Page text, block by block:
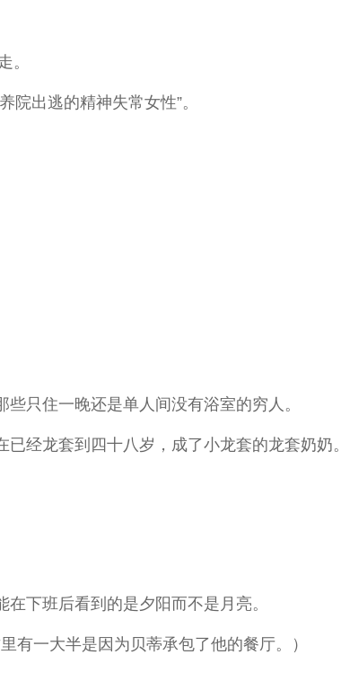
。
出逃的精神失常女性”。
只住一晚还是单人间没有浴室的穷人。
经龙套到四十八岁，成了小龙套的龙套奶奶。
下班后看到的是夕阳而不是月亮。
有一大半是因为贝蒂承包了他的餐厅。）